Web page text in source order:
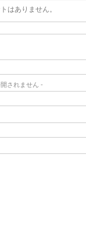
はありません。
されません -